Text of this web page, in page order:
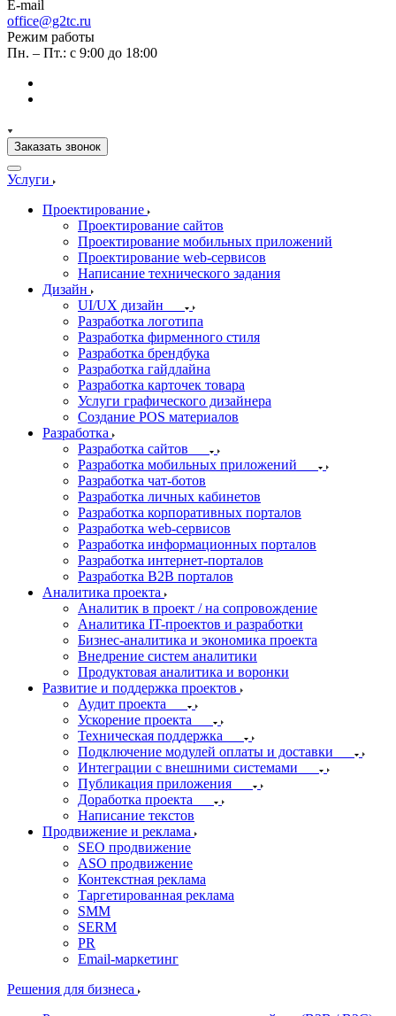
E-mail
office@g2tc.ru
Режим работы
Пн. – Пт.: с 9:00 до 18:00
Заказать звонок
Услуги
Проектирование
Проектирование сайтов
Проектирование мобильных приложений
Проектирование web-сервисов
Написание технического задания
Дизайн
UI/UX дизайн
Разработка логотипа
Разработка фирменного стиля
Разработка брендбука
Разработка гайдлайна
Разработка карточек товара
Услуги графического дизайнера
Создание POS материалов
Разработка
Разработка сайтов
Разработка мобильных приложений
Разработка чат-ботов
Разработка личных кабинетов
Разработка корпоративных порталов
Разработка web-сервисов
Разработка информационных порталов
Разработка интернет-порталов
Разработка B2B порталов
Аналитика проекта
Аналитик в проект / на сопровождение
Аналитика IT-проектов и разработки
Бизнес-аналитика и экономика проекта
Внедрение систем аналитики
Продуктовая аналитика и воронки
Развитие и поддержка проектов
Аудит проекта
Ускорение проекта
Техническая поддержка
Подключение модулей оплаты и доставки
Интеграции с внешними системами
Публикация приложения
Доработка проекта
Написание текстов
Продвижение и реклама
SEO продвижение
ASO продвижение
Контекстная реклама
Таргетированная реклама
SMM
SERM
PR
Email-маркетинг
Решения для бизнеса